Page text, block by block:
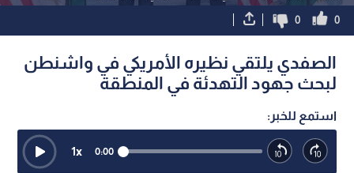
0
0
الصفدي يلتقي نظيره الأمريكي في واشنطن
لبحث جهود التهدئة في المنطقة
استمع للخبر:
0:00
1x